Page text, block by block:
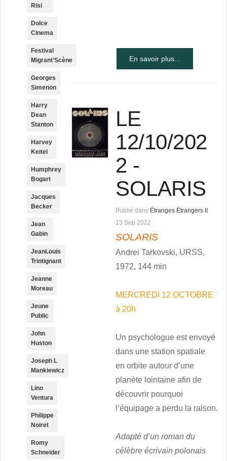
En savoir plus...
LE
12/10/202
2 -
SOLARIS
Publié dans Étranges Étrangers II
13 Sep 2022
SOLARIS
Andrei Tarkovski, URSS,
1972, 144 min
MERCREDI 12 OCTOBRE
à 20h
Un psychologue est envoyé
dans une station spatiale
en orbite autour d’une
planète lointaine afin de
découvrir pourquoi
l’équipage a perdu la raison.
Adapté d’un roman du
célèbre écrivain polonais
Risi
Dolce
Cinema
Festival
Migrant'Scène
Georges
Simenon
Harry
Dean
Stanton
Harvey
Keitel
Humphrey
Bogart
Jacques
Becker
Jean
Gabin
JeanLouis
Trintignant
Jeanne
Moreau
Jeune
Public
John
Huston
Joseph L
Mankiewicz
Lino
Ventura
Philippe
Noiret
Romy
Schneider